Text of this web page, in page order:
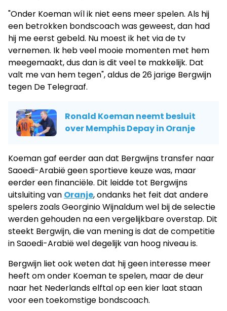
"Onder Koeman wíl ik niet eens meer spelen. Als hij
een betrokken bondscoach was geweest, dan had
hij me eerst gebeld. Nu moest ik het via de tv
vernemen. Ik heb veel mooie momenten met hem
meegemaakt, dus dan is dit veel te makkelijk. Dat
valt me van hem tegen", aldus de 26 jarige Bergwijn
tegen De Telegraaf.
Ronald Koeman neemt besluit
over Memphis Depay in Oranje
Koeman gaf eerder aan dat Bergwijns transfer naar
Saoedi-Arabië geen sportieve keuze was, maar
eerder een financiële. Dit leidde tot Bergwijns
uitsluiting van Oranje, ondanks het feit dat andere
spelers zoals Georginio Wijnaldum wel bij de selectie
werden gehouden na een vergelijkbare overstap. Dit
steekt Bergwijn, die van mening is dat de competitie
in Saoedi-Arabië wel degelijk van hoog niveau is.
Bergwijn liet ook weten dat hij geen interesse meer
heeft om onder Koeman te spelen, maar de deur
naar het Nederlands elftal op een kier laat staan
voor een toekomstige bondscoach.